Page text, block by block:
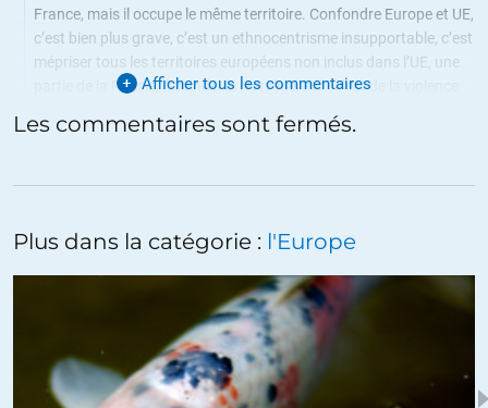
France, mais il occupe le même territoire. Confondre Europe et UE,
c’est bien plus grave, c’est un ethnocentrisme insupportable, c’est
mépriser tous les territoires européens non inclus dans l’UE, une
partie de la Russie, l’Islande, la Norvège, etc., c’est de la violence
Certes. Mais j’aime tout de même beaucoup le ton de l’article,
autant que le contenu, les occasions saisies autour du sujet
pour remarquer la folie de ce totalitarisme marchand (et même
pas si libéral au sens originel du terme) régnant sur cette zone
qui se fait appeler « le monde libre ».
+1
Afficher tous les commentaires
Les commentaires sont fermés.
Plus dans la catégorie : l'Europe